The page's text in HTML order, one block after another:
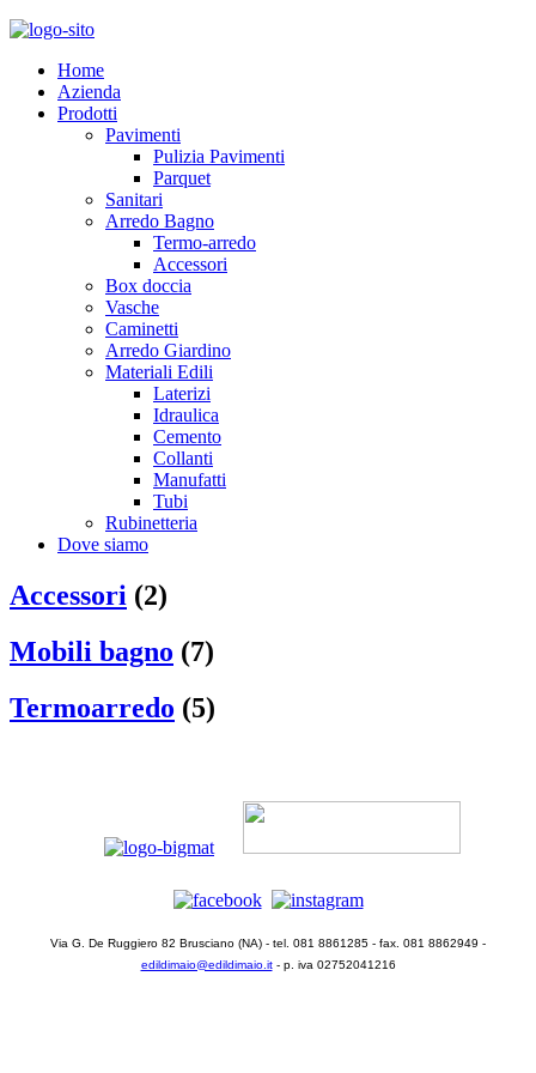
Home
Azienda
Prodotti
Pavimenti
Pulizia Pavimenti
Parquet
Sanitari
Arredo Bagno
Termo-arredo
Accessori
Box doccia
Vasche
Caminetti
Arredo Giardino
Materiali Edili
Laterizi
Idraulica
Cemento
Collanti
Manufatti
Tubi
Rubinetteria
Dove siamo
Accessori (2)
Mobili bagno (7)
Termoarredo (5)
Via G. De Ruggiero 82 Brusciano (NA) - tel. 081 8861285 - fax. 081 8862949 -
edildimaio@edildimaio.it- p. iva 02752041216